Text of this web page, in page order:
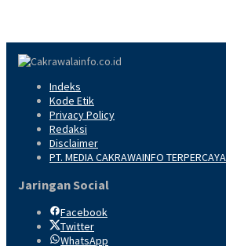
Indeks
Kode Etik
Privacy Policy
Redaksi
Disclaimer
PT. MEDIA CAKRAWAINFO TERPERCAYA
Jaringan Social
Facebook
Twitter
WhatsApp